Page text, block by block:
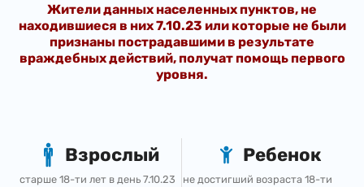
Жители данных населенных пунктов, не
находившиеся в них 7.10.23 или которые не были
признаны пострадавшими в результате
враждебных действий, получат помощь первого
уровня.
Взрослый
старше 18-ти лет в день 7.10.23
Ребенок
не достигший возраста 18-ти